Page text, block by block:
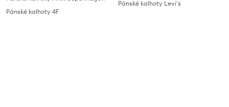
Pánské kalhoty 4F
Pánské kalhoty Levi's